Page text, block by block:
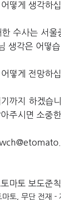
떻게 생각하
수사는 서
생각은 어떻습
떻게 전망하
까지 하겠습
주시면 소중
마토 보도준
토, 무단 전재 -